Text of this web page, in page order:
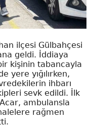
ilçesi Gülbahçesi
geldi. İddiaya
kişinin tabancayla
yere yığılırken,
ihbarı
sevk edildi. İlk
ambulansla
rağmen